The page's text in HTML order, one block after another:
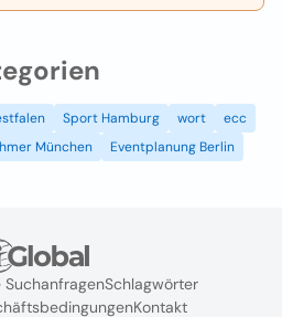
Sport Hamburg wort
ecc
München
Eventplanung Berlin
SuchanfragenSchlagwörter
Kontakt